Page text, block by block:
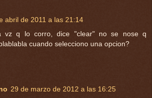
abril de 2011 a las 21:14
vz q lo corro, dice "clear" no se nose q
cuando selecciono una opcion?
29 de marzo de 2012 a las 16:25